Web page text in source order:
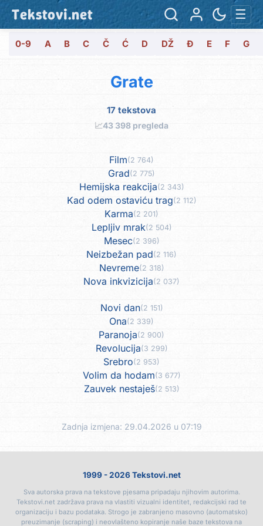
Tekstovi.net ☰
0-9 A B C Č Ć D DŽ Đ E F G
Grate
17 tekstova
📈43 398 pregleda
Film(2 764)
Grad(2 775)
Hemijska reakcija(2 343)
Kad odem ostaviću trag(2 112)
Karma(2 201)
Lepljiv mrak(2 504)
Mesec(2 396)
Neizbežan pad(2 116)
Nevreme(2 318)
Nova inkvizicija(2 037)
Novi dan(2 151)
Ona(2 339)
Paranoja(2 900)
Revolucija(3 299)
Srebro(2 953)
Volim da hodam(3 677)
Zauvek nestaješ(2 513)
Zadnja izmjena: 29.04.2026 u 07:19
1999 - 2026 Tekstovi.net
Sva autorska prava na tekstove pjesama pripadaju njihovim autorima.
Tekstovi.net zadržava prava na vlastiti vizualni identitet, redakcijski rad te
organizaciju i bazu podataka. Strogo je zabranjeno masovno (automatsko)
preuzimanje (scraping) i neovlašteno kopiranje naše baze tekstova na